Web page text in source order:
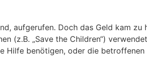
aufgerufen. Doch das Geld kam zu
(z.B. „Save the Children“)
Hilfe benötigen, oder die